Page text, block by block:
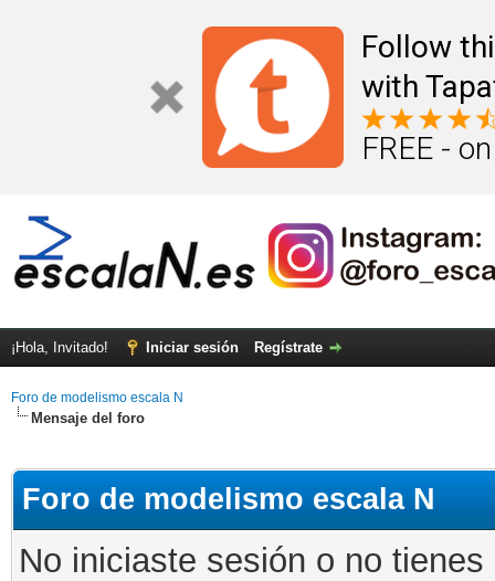
Follow
with
FREE -
¡Hola, Invitado! Iniciar sesión Regístrate
Foro de modelismo escala N
Mensaje del foro
Foro de modelismo escala N
No iniciaste sesión o no